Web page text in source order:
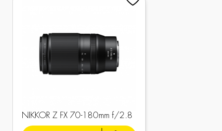
NIKKOR Z FX 70-180mm f/2.8